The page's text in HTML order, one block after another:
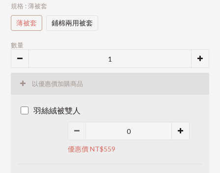
規格 : 薄被套
薄被套 鋪棉兩用被套
數量
以優惠價加購商品
羽絲絨被雙人
優惠價 NT$559